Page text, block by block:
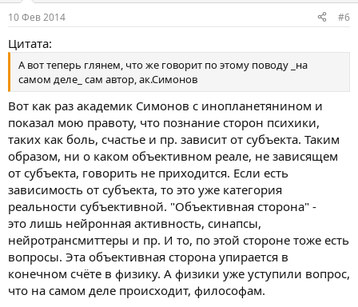
10 Фев 2014 #6
Цитата:
А вот теперь глянем, что же говорит по этому поводу _на
самом деле_ сам автор, ак.Симонов
Вот как раз академик Симонов с инопланетянином и
показал мою правоту, что познание сторон психики,
таких как боль, счастье и пр. зависит от субъекта. Таким
образом, ни о каком объективном реале, не зависящем
от субъекта, говорить не приходится. Если есть
зависимость от субъекта, то это уже категория
реальности субъективной. "Объективная сторона" -
это лишь нейронная активность, синапсы,
нейротрансмиттеры и пр. И то, по этой стороне тоже есть
вопросы. Эта объективная сторона упирается в
конечном счёте в физику. А физики уже уступили вопрос,
что на самом деле происходит, философам.